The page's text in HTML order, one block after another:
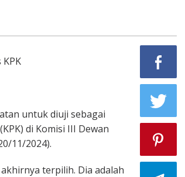
untuk diuji sebagai
di Komisi III Dewan
11/2024).
terpilih. Dia adalah